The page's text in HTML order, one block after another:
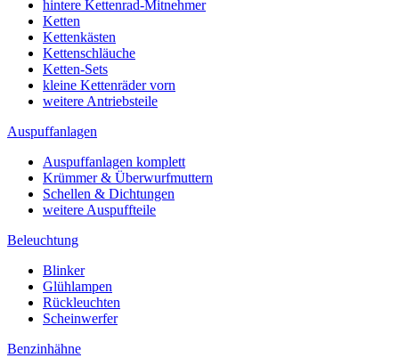
hintere Kettenrad-Mitnehmer
Ketten
Kettenkästen
Kettenschläuche
Ketten-Sets
kleine Kettenräder vorn
weitere Antriebsteile
Auspuffanlagen
Auspuffanlagen komplett
Krümmer & Überwurfmuttern
Schellen & Dichtungen
weitere Auspuffteile
Beleuchtung
Blinker
Glühlampen
Rückleuchten
Scheinwerfer
Benzinhähne